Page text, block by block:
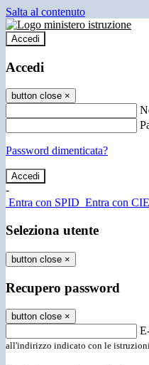
Salta al contenuto
Accedi
Accedi
button close ×
Password dimenticata?
-
Entra con SPID Entra con CIE
Seleziona utente
button close ×
Recupero password
button close ×
all'indirizzo indicato con le istruzioni